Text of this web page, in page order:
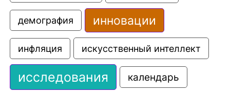
демография инновации
инфляция искусственный интеллект
исследования календарь